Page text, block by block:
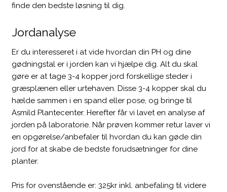
finde den bedste løsning til dig.
Jordanalyse
Er du interesseret i at vide hvordan din PH og dine
gødningstal er i jorden kan vi hjælpe dig. Alt du skal
gøre er at tage 3-4 kopper jord forskellige steder i
græsplænen eller urtehaven. Disse 3-4 kopper skal du
hælde sammen i en spand eller pose, og bringe til
Asmild Plantecenter. Herefter får vi lavet en analyse af
jorden på laboratorie. Når prøven kommer retur laver vi
en opgørelse/anbefaler til hvordan du kan gøde din
jord for at skabe de bedste forudsætninger for dine
planter.
Pris for ovenstående er: 325kr inkl. anbefaling til videre